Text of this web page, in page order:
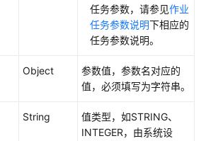
任务参数，请参见作业
任务参数说明下相应的
任务参数说明。
Object
参数值，参数名对应的
值，必须填写为字符串。
String
值类型，如STRING、
INTEGER，由系统设